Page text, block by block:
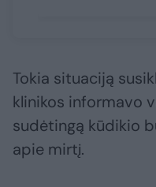
Tokia situaciją
klinikos informavo
sudėtingą kūdikio
apie mirtį.